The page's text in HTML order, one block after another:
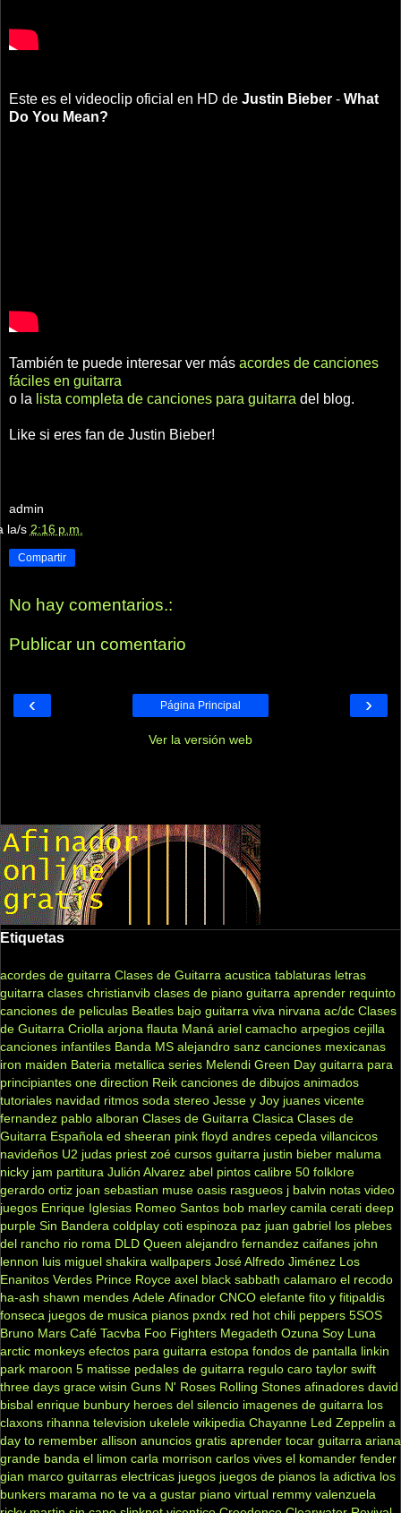
Este es el videoclip oficial en HD de Justin Bieber - What
Do You Mean?
También te puede interesar ver más acordes de canciones
fáciles en guitarra
o la lista completa de canciones para guitarra del blog.
Like si eres fan de Justin Bieber!
admin
la/s 2:16 p.m.
Compartir
No hay comentarios.:
Publicar un comentario
‹ ›
Página Principal
Ver la versión web
Etiquetas
acordes de guitarra Clases de Guitarra acustica tablaturas letras
guitarra clases christianvib clases de piano guitarra aprender requinto
canciones de peliculas Beatles bajo guitarra viva nirvana ac/dc Clases
de Guitarra Criolla arjona flauta Maná ariel camacho arpegios cejilla
canciones infantiles Banda MS alejandro sanz canciones mexicanas
iron maiden Bateria metallica series Melendi Green Day guitarra para
principiantes one direction Reik canciones de dibujos animados
tutoriales navidad ritmos soda stereo Jesse y Joy juanes vicente
fernandez pablo alboran Clases de Guitarra Clasica Clases de
Guitarra Española ed sheeran pink floyd andres cepeda villancicos
navideños U2 judas priest zoé cursos guitarra justin bieber maluma
nicky jam partitura Julión Alvarez abel pintos calibre 50 folklore
gerardo ortiz joan sebastian muse oasis rasgueos j balvin notas video
juegos Enrique Iglesias Romeo Santos bob marley camila cerati deep
purple Sin Bandera coldplay coti espinoza paz juan gabriel los plebes
del rancho rio roma DLD Queen alejandro fernandez caifanes john
lennon luis miguel shakira wallpapers José Alfredo Jiménez Los
Enanitos Verdes Prince Royce axel black sabbath calamaro el recodo
ha-ash shawn mendes Adele Afinador CNCO elefante fito y fitipaldis
fonseca juegos de musica pianos pxndx red hot chili peppers 5SOS
Bruno Mars Café Tacvba Foo Fighters Megadeth Ozuna Soy Luna
arctic monkeys efectos para guitarra estopa fondos de pantalla linkin
park maroon 5 matisse pedales de guitarra regulo caro taylor swift
three days grace wisin Guns N' Roses Rolling Stones afinadores david
bisbal enrique bunbury heroes del silencio imagenes de guitarra los
claxons rihanna television ukelele wikipedia Chayanne Led Zeppelin a
day to remember allison anuncios gratis aprender tocar guitarra ariana
grande banda el limon carla morrison carlos vives el komander fender
gian marco guitarras electricas juegos juegos de pianos la adictiva los
bunkers marama no te va a gustar piano virtual remmy valenzuela